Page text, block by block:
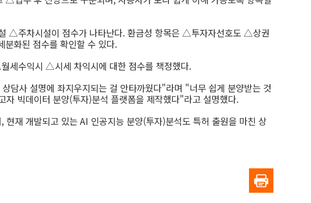
주차시설이 점수가 나타난다. 환금성 항목은 △투자자선호도 △상권
화된 점수를 확인할 수 있다.
수익시 △시세 차익시에 대한 점수를 책정했다.
담사 설명에 좌지우지되는 걸 안타까웠다"라며 "너무 쉽게 분양받는 것
빅데이터 분양(투자)분석 플랫폼을 제작했다"라고 설명했다.
재 개발되고 있는 AI 인공지능 분양(투자)분석도 특허 출원을 마친 상